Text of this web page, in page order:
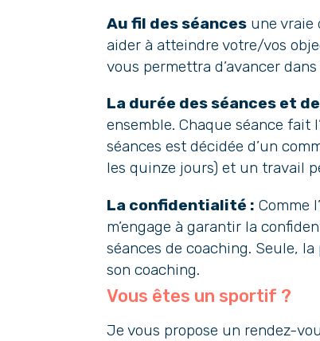
Au fil des séances une vraie
aider à atteindre votre/vos
vous permettra d’avancer
La durée des séances et
ensemble. Chaque séance fait
séances est décidée d’un
les quinze jours) et un travail
La confidentialité : Comme
m’engage à garantir la
séances de coaching. Seule,
son coaching.
Vous êtes un sportif ?
Je vous propose un rendez-